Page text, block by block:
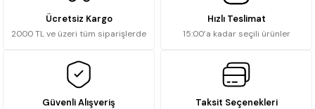
Ücretsiz Kargo
2000 TL ve üzeri tüm siparişlerde
Hızlı Teslimat
15:00’a kadar seçili ürünler
Güvenli Alışveriş Taksit Seçenekleri